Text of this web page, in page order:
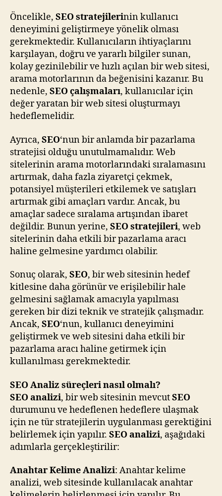
Öncelikle, SEO stratejilerinin kullanıcı
deneyimini geliştirmeye yönelik olması
gerekmektedir. Kullanıcıların ihtiyaçlarını
karşılayan, doğru ve yararlı bilgiler sunan,
kolay gezinilebilir ve hızlı açılan bir web sitesi,
arama motorlarının da beğenisini kazanır. Bu
nedenle, SEO çalışmaları, kullanıcılar için
değer yaratan bir web sitesi oluşturmayı
hedeflemelidir.
Ayrıca, SEO‘nun bir anlamda bir pazarlama
stratejisi olduğu unutulmamalıdır. Web
sitelerinin arama motorlarındaki sıralamasını
artırmak, daha fazla ziyaretçi çekmek,
potansiyel müşterileri etkilemek ve satışları
artırmak gibi amaçları vardır. Ancak, bu
amaçlar sadece sıralama artışından ibaret
değildir. Bunun yerine, SEO stratejileri, web
sitelerinin daha etkili bir pazarlama aracı
haline gelmesine yardımcı olabilir.
Sonuç olarak, SEO, bir web sitesinin hedef
kitlesine daha görünür ve erişilebilir hale
gelmesini sağlamak amacıyla yapılması
gereken bir dizi teknik ve stratejik çalışmadır.
Ancak, SEO‘nun, kullanıcı deneyimini
geliştirmek ve web sitesini daha etkili bir
pazarlama aracı haline getirmek için
kullanılması gerekmektedir.
SEO Analiz süreçleri nasıl olmalı?
SEO analizi, bir web sitesinin mevcutSEO
durumunu ve hedeflenen hedeflere ulaşmak
için ne tür stratejilerin uygulanması gerektiğini
belirlemek için yapılır. SEO analizi, aşağıdaki
adımlarla gerçekleştirilir:
Anahtar Kelime Analizi: Anahtar kelime
analizi, web sitesinde kullanılacak anahtar